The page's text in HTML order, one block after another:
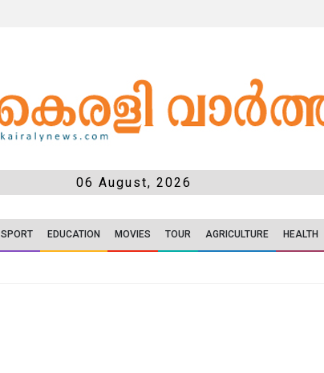
06 August, 2026
SPORT EDUCATION MOVIES TOUR AGRICULTURE HEALTH